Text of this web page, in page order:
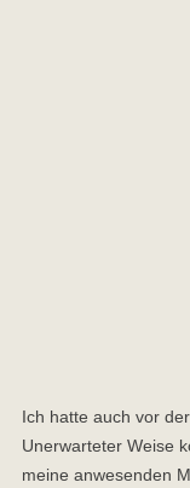
Ich hatte auch vor
Unerwarteter Weise
meine anwesenden